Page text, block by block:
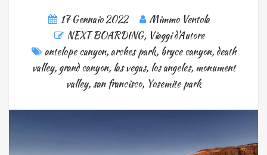
17 Gennaio 2022
Mimmo Ventola
NEXT BOARDING, Viaggi d'Autore
antelope canyon,arches park, bryce canyon,death
valley, grand canyon, las vegas, los angeles, monument
valley, san francisco, Yosemite park